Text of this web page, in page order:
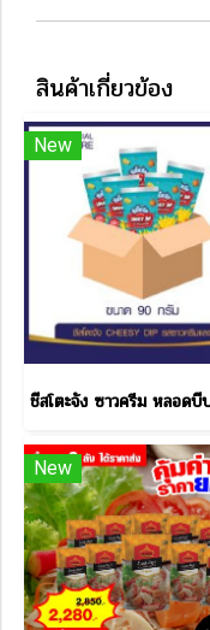
สินค้าเกี่ยวข้อง
New
New